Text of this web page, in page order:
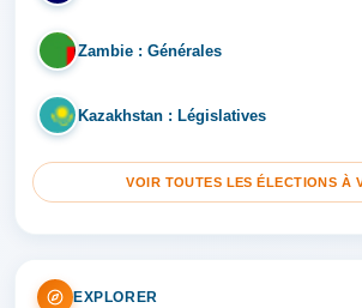
ZA Zambie : Générales
KA Kazakhstan : Législatives
VOIR TOUTES LES ÉLECTIONS À
EXPLORER